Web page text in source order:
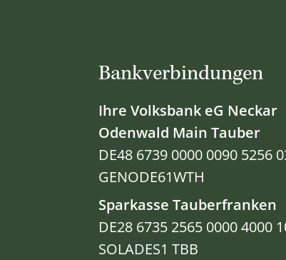
Bankverbindungen
Ihre Volksbank eG Neckar
Odenwald Main Tauber
DE48 6739 0000 0090 5256
GENODE61WTH
Sparkasse Tauberfranken
DE28 6735 2565 0000 4000
SOLADES1 TBB